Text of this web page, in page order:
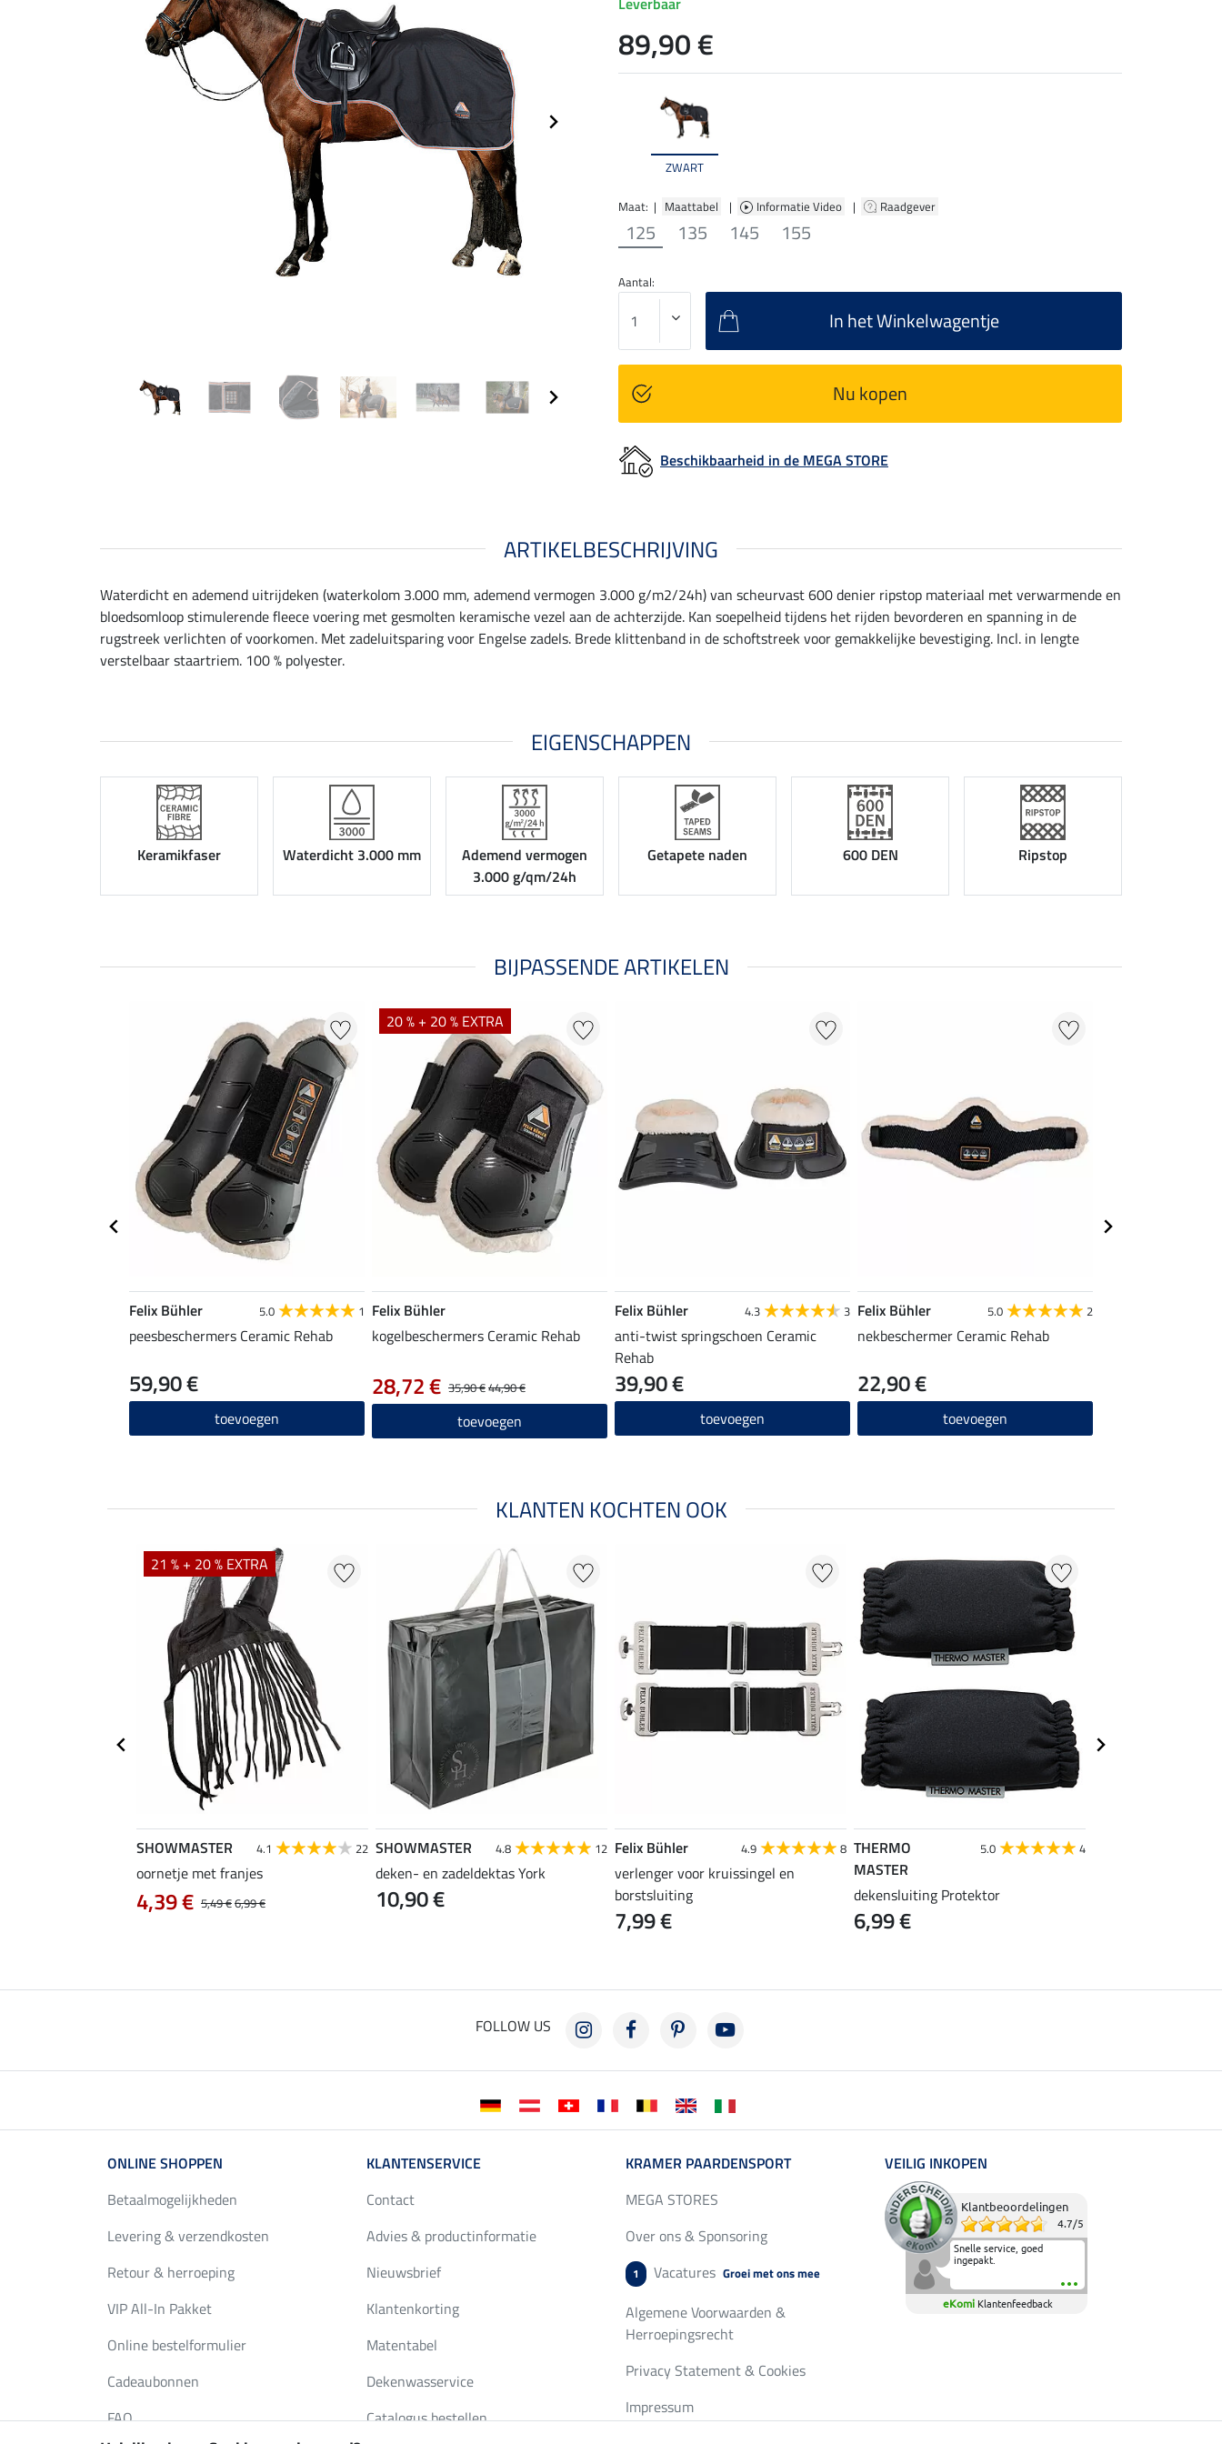
ZWART
Maat: | Maattabel | Informatie Video | Raadgever
125 135 145 155
89,90 €
Aantal:
In het Winkelwagentje
Nu kopen
Beschikbaarheid in de MEGA STORE
ARTIKELBESCHRIJVING
Waterdicht en ademend uitrijdeken (waterkolom 3.000 mm, ademend vermogen 3.000 g/m2/24h) van scheurvast 600 denier ripstop materiaal met verwarmende en
bloedsomloop stimulerende fleece voering met gesmolten keramische vezel aan de achterzijde. Kan soepelheid tijdens het rijden bevorderen en spanning in de
rugstreek verlichten of voorkomen. Met zadeluitsparing voor Engelse zadels. Brede klittenband in de schoftstreek voor gemakkelijke bevestiging. Incl. in lengte
verstelbaar staartriem. 100 % polyester.
EIGENSCHAPPEN
Keramikfaser Waterdicht 3.000 mm
Ademend vermogen
3.000 g/qm/24h
Getapete naden 600 DEN Ripstop
BIJPASSENDE ARTIKELEN
Felix Bühler 5.0 1
peesbeschermers Ceramic Rehab
59,90 €
toevoegen
20 % + 20 % EXTRA
Felix Bühler
kogelbeschermers Ceramic Rehab
35,90 €44,90 €
28,72 €
toevoegen
Felix Bühler 4.3 3
anti-twist springschoen Ceramic
Rehab
39,90 €
toevoegen
Felix Bühler 5.0 2
nekbeschermer Ceramic Rehab
22,90 €
toevoegen
KLANTEN KOCHTEN OOK
21 % + 20 % EXTRA
SHOWMASTER 4.1 22
oornetje met franjes
5,49 €6,99 €
4,39 €
SHOWMASTER 4.8 12
deken- en zadeldektas York
10,90 €
Felix Bühler 4.9 8
verlenger voor kruissingel en
borstsluiting
7,99 €
THERMO
MASTER
5.0 4
dekensluiting Protektor
6,99 €
FOLLOW US
ONLINE SHOPPEN
Betaalmogelijkheden
Levering & verzendkosten
Retour & herroeping
VIP All-In Pakket
Online bestelformulier
Cadeaubonnen
FAQ
KLANTENSERVICE
Contact
Advies & productinformatie
Nieuwsbrief
Klantenkorting
Matentabel
Dekenwasservice
Catalogus bestellen
KRAMER PAARDENSPORT
MEGA STORES
Over ons & Sponsoring
1 Vacatures Groei met ons mee
Algemene Voorwaarden &
Herroepingsrecht
Privacy Statement & Cookies
Impressum
VEILIG INKOPEN
Klantbeoordelingen
4.7/5
Snelle service, goed
ingepakt.
eKomi Klantenfeedback